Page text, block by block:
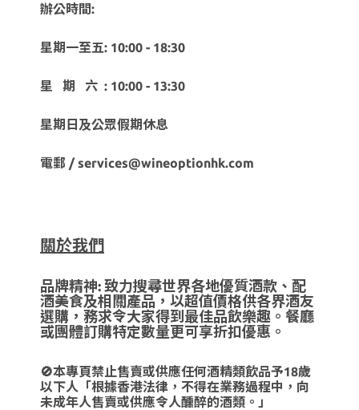
辦公時間:
星期一至五: 10:00 - 18:30
星 期 六 : 10:00 - 13:30
星期日及公眾假期休息
電郵 / services@wineoptionhk.com
關於我們
品牌精神: 致力搜尋世界各地優質酒款、配
酒美食及相關產品，以超值價格供各界酒友
選購，務求令大家得到最佳品飲樂趣。餐廳
或團體訂購特定數量更可享折扣優惠。
🚫本專頁禁止售賣或供應任何酒精類飲品予18歲
以下人「根據香港法律，不得在業務過程中，向
未成年人售賣或供應令人醺醉的酒類。」